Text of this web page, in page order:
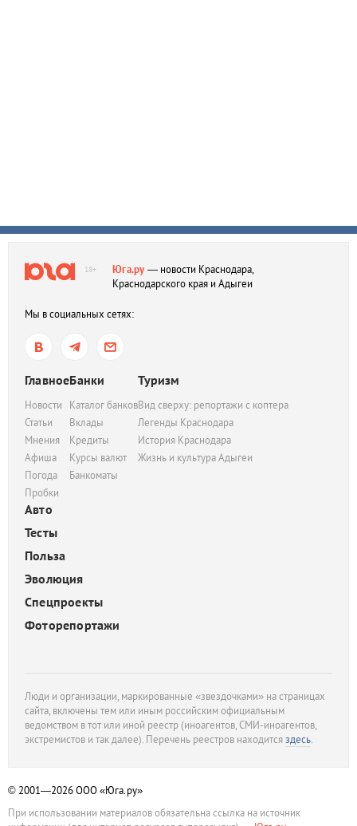
18+ Юга.ру— новости Краснодара,
Краснодарского края и Адыгеи
Мы в социальных сетях:
Главное
Новости
Статьи
Мнения
Афиша
Погода
Пробки
Банки
Каталог банков
Вклады
Кредиты
Курсы валют
Банкоматы
Туризм
Вид сверху: репортажи с коптера
Легенды Краснодара
История Краснодара
Жизнь и культура Адыгеи
Авто
Тесты
Польза
Эволюция
Спецпроекты
Фоторепортажи
Люди и организации, маркированные «звездочками» на страницах
сайта, включены тем или иным российским официальным
ведомством в тот или иной реестр (иноагентов, СМИ-иноагентов,
экстремистов и так далее). Перечень реестров находитсяздесь.
© 2001—2026ООО «Юга.ру»
При использовании материалов обязательна ссылка на источник